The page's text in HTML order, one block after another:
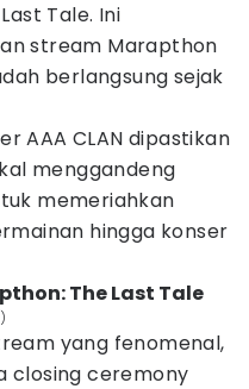
Tale. Ini
stream Marapthon
berlangsung sejak
AAA CLAN dipastikan
menggandeng
memeriahkan
hingga konser
The Last Tale
yang fenomenal,
closing ceremony